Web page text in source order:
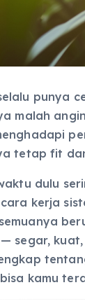
punya
malah
tetap fit
dulu
kerja
segar,
kamu